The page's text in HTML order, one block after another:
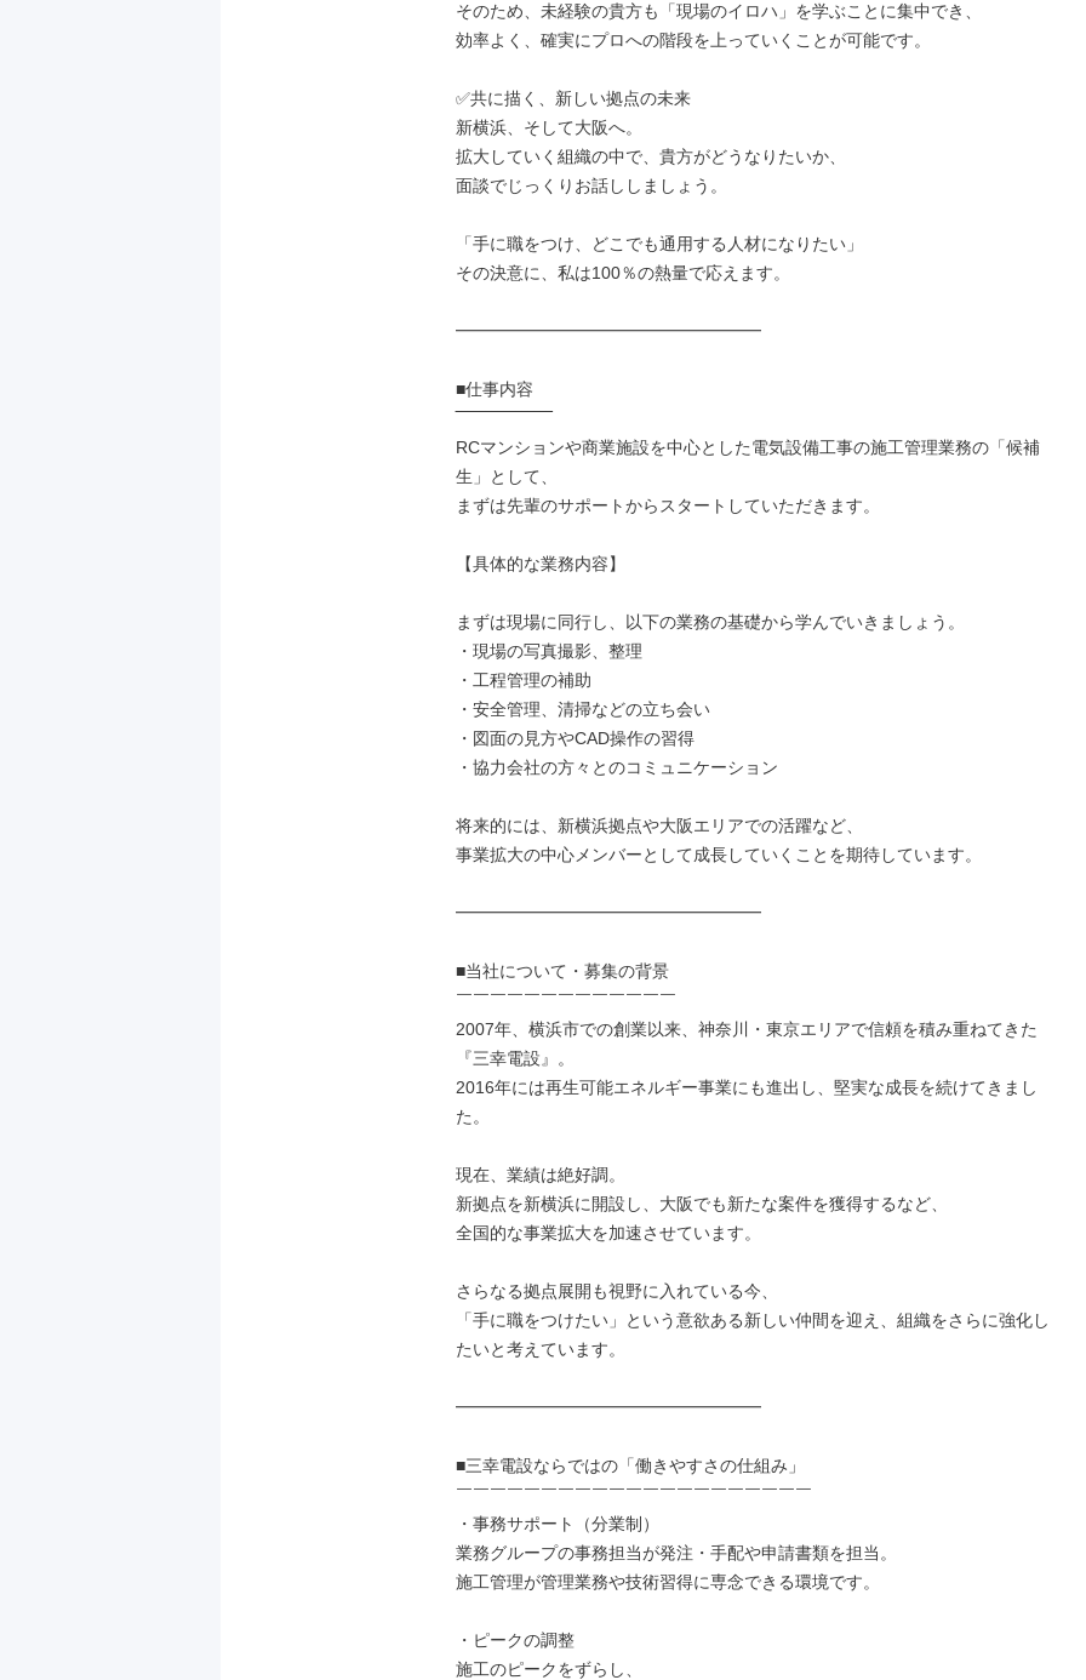
そのため、未経験の貴方も「現場のイロハ」を学ぶことに集中でき、
効率よく、確実にプロへの階段を上っていくことが可能です。
✅共に描く、新しい拠点の未来
新横浜、そして大阪へ。
拡大していく組織の中で、貴方がどうなりたいか、
面談でじっくりお話ししましょう。
「手に職をつけ、どこでも通用する人材になりたい」
その決意に、私は100％の熱量で応えます。
━━━━━━━━━━━━━━━━━━
■仕事内容
‾‾‾‾‾‾‾‾‾‾‾‾‾‾‾‾
RCマンションや商業施設を中心とした電気設備工事の施工管理業務の「候補
生」として、
まずは先輩のサポートからスタートしていただきます。
【具体的な業務内容】
まずは現場に同行し、以下の業務の基礎から学んでいきましょう。
・現場の写真撮影、整理
・工程管理の補助
・安全管理、清掃などの立ち会い
・図面の見方やCAD操作の習得
・協力会社の方々とのコミュニケーション
将来的には、新横浜拠点や大阪エリアでの活躍など、
事業拡大の中心メンバーとして成長していくことを期待しています。
━━━━━━━━━━━━━━━━━━
■当社について・募集の背景
￣￣￣￣￣￣￣￣￣￣￣￣￣
2007年、横浜市での創業以来、神奈川・東京エリアで信頼を積み重ねてきた
『三幸電設』。
2016年には再生可能エネルギー事業にも進出し、堅実な成長を続けてきまし
た。
現在、業績は絶好調。
新拠点を新横浜に開設し、大阪でも新たな案件を獲得するなど、
全国的な事業拡大を加速させています。
さらなる拠点展開も視野に入れている今、
「手に職をつけたい」という意欲ある新しい仲間を迎え、組織をさらに強化し
たいと考えています。
━━━━━━━━━━━━━━━━━━
■三幸電設ならではの「働きやすさの仕組み」
￣￣￣￣￣￣￣￣￣￣￣￣￣￣￣￣￣￣￣￣￣
・事務サポート（分業制）
業務グループの事務担当が発注・手配や申請書類を担当。
施工管理が管理業務や技術習得に専念できる環境です。
・ピークの調整
施工のピークをずらし、